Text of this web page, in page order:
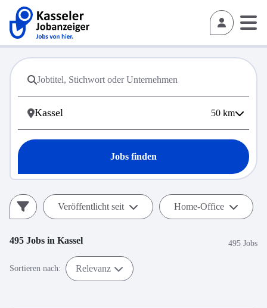
50 km
Jobs finden
Veröffentlicht seit Home-Office
495 Jobs in Kassel 495 Jobs
Sortieren nach: Relevanz